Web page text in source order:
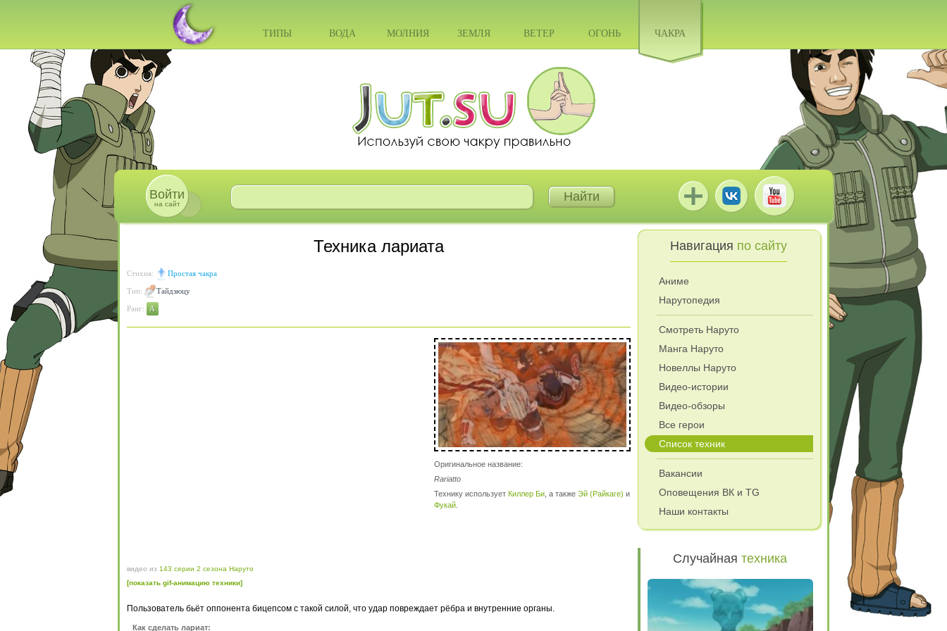
ТИПЫ ВОДА МОЛНИЯ ЗЕМЛЯ ВЕТЕР ОГОНЬ ЧАКРА
Войти
на сайт
Техника лариата
Стихия: Простая чакра
Тип: Тайдзюцу
Ранг: A
видео из 143 серии 2 сезона Наруто
Оригинальное название:
Rariatto
Технику использует Киллер Би, а такжеЭй (Райкаге) и
Фукай.
[показать gif-анимацию техники]
Пользователь бьёт оппонента бицепсом с такой силой, что удар повреждает рёбра и внутренние органы.
Как сделать лариат:
Навигация по сайту
Аниме
Нарутопедия
Смотреть Наруто
Манга Наруто
Новеллы Наруто
Видео-истории
Видео-обзоры
Все герои
Список техник
Вакансии
Оповещения ВК и TG
Наши контакты
Случайнаятехника